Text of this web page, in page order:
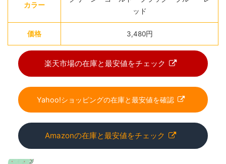
カラー
ッド
価格 3,480円
楽天市場の在庫と最安値をチェック
Yahoo!ショッピングの在庫と最安値を確認
Amazonの在庫と最安値をチェック